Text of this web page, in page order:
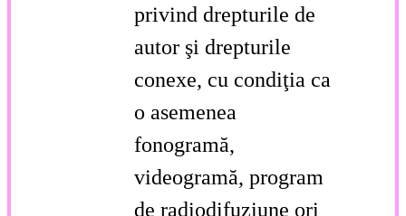
privind drepturile de
autor şi drepturile
conexe, cu condiţia ca
o asemenea
fonogramă,
videogramă, program
de radiodifuziune ori